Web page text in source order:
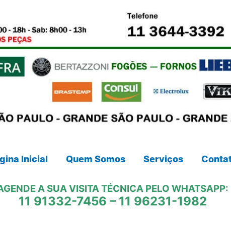
Inicial Quem Somos Serviços
A SUA VISITA TÉCNICA PELO WHATSAPP:
11 91332-7456 – 11 96231-1982